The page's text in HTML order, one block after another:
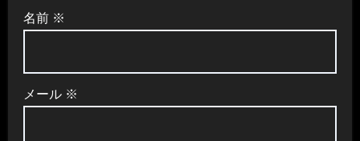
名前 ※
メール ※